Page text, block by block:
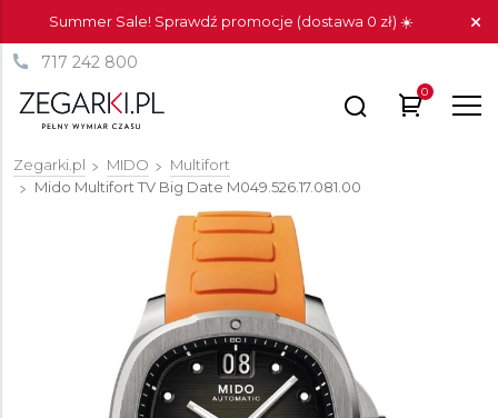
Summer Sale! Sprawdź promocje (dostawa 0 zł) ☀️
717 242 800
0
Zegarki.pl MIDO
Multifort
Mido Multifort TV Big Date M049.526.17.081.00